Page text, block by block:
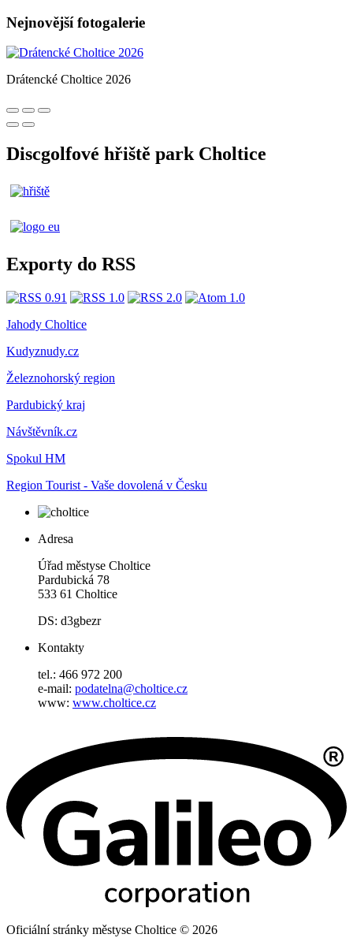
Nejnovější fotogalerie
Drátencké Choltice 2026
Discgolfové hřiště park Choltice
Exporty do RSS
Jahody Choltice
Kudyznudy.cz
Železnohorský region
Pardubický kraj
Návštěvník.cz
Spokul HM
Region Tourist - Vaše dovolená v Česku
Adresa
Úřad městyse Choltice
Pardubická 78
533 61 Choltice
DS: d3gbezr
Kontakty
tel.: 466 972 200
e-mail: podatelna@choltice.cz
www: www.choltice.cz
Oficiální stránky městyse Choltice © 2026